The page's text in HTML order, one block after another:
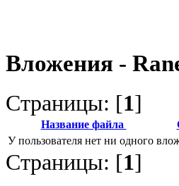
Вложения -
Страницы: [1]
Название файла
У пользователя нет ни одного
Страницы: [1]